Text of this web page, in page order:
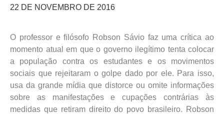
22 DE NOVEMBRO DE 2016
O professor e filósofo Robson Sávio faz uma crítica ao
momento atual em que o governo ilegítimo tenta colocar
a população contra os estudantes e os movimentos
sociais que rejeitaram o golpe dado por ele. Para isso,
usa da grande mídia que distorce ou omite informações
sobre as manifestações e cupações contrárias às
medidas que retiram direito do povo brasileiro. Robson